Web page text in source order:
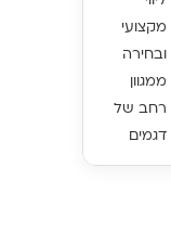
מקצועי
ובחירה
ממגוון
רחב של
דגמים